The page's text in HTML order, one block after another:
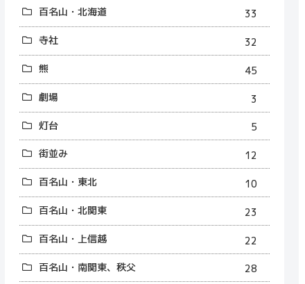
百名山・北海道
33
寺社
32
熊
45
劇場
3
灯台
5
街並み
12
百名山・東北
10
百名山・北関東
23
百名山・上信越
22
百名山・南関東、秩父
28